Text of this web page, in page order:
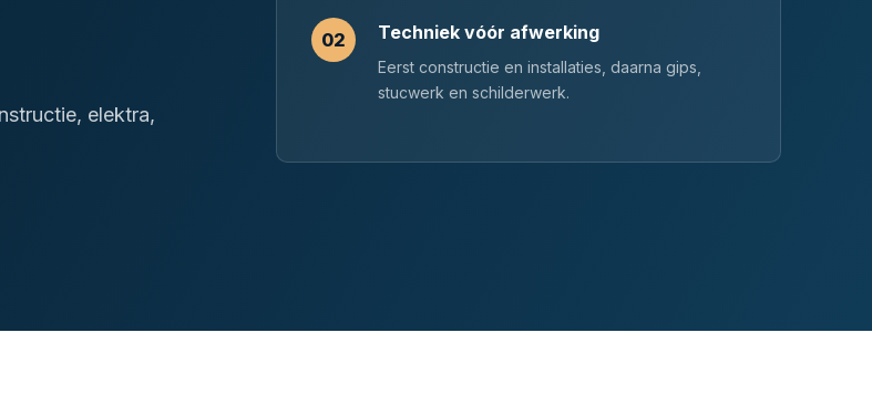
elektra,
02 Techniek vóór afwerking
Eerst constructie en installaties, daarna gips,
stucwerk en schilderwerk.